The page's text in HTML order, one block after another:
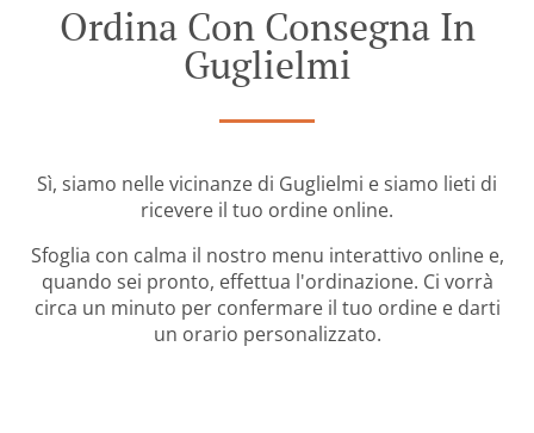
Ordina Con Consegna In
Guglielmi
Sì, siamo nelle vicinanze di Guglielmi e siamo lieti di
ricevere il tuo ordine online.
Sfoglia con calma il nostro menu interattivo online e,
quando sei pronto, effettua l'ordinazione. Ci vorrà
circa un minuto per confermare il tuo ordine e darti
un orario personalizzato.